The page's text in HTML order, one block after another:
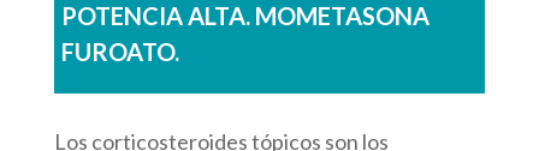
POTENCIA ALTA. MOMETASONA
FUROATO.
Los corticosteroides tópicos son los